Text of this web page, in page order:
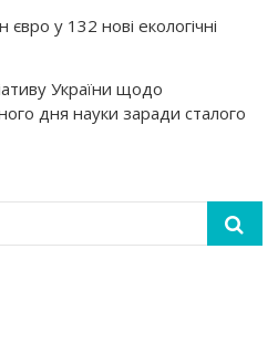
у 132 нові екологічні
України щодо
дня науки заради сталого